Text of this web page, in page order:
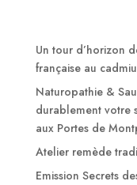
Un tour d’horizon
française au
Naturopathie &
durablement votre
aux Portes de
Atelier remède
Emission Secrets